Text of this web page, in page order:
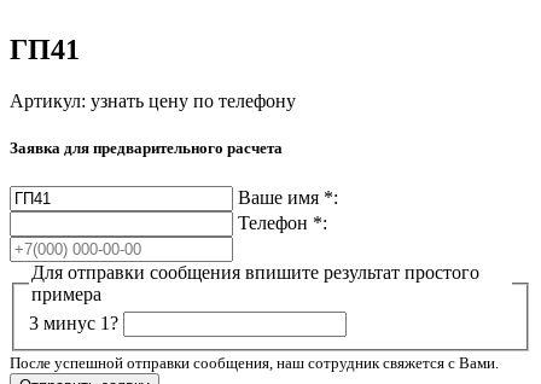
ГП41
Артикул: узнать цену по телефону
Заявка для предварительного расчета
Ваше имя *:
Телефон *:
Для отправки сообщения впишите результат простого
примера
3 минус 1?
После успешной отправки сообщения, наш сотрудник свяжется с Вами.